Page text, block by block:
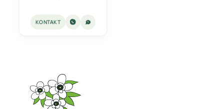
KONTAKT